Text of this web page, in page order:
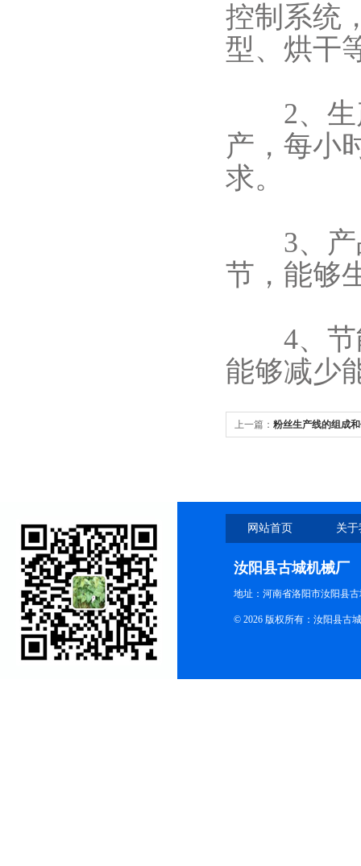
控制系统
型、烘干
2、生产
产，每小
求。
3、产品
节，能够
4、节能
能够减少
上一篇： 粉丝生产线的组成
网站首页 关
汝阳县古城机械厂
地址：河南省洛阳市汝阳县
© 2026 版权所有：汝阳县古